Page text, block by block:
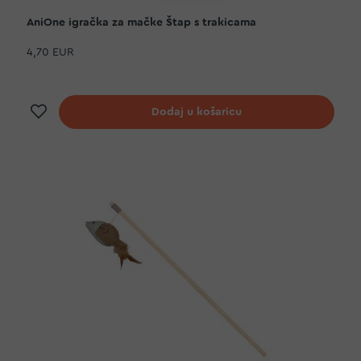
AniOne igračka za mačke Štap s trakicama
4,70 EUR
Dodaj na listu želja
Dodaj u košaricu